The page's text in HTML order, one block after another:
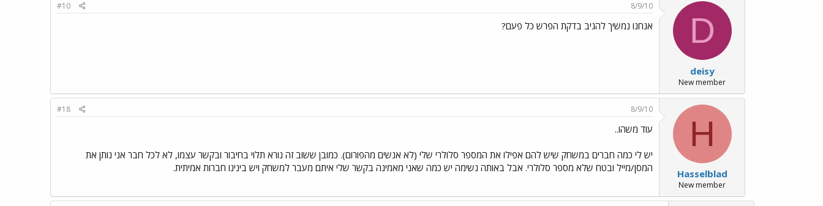
D
deisy
New member
8/9/10
#10
אנחנו נמשיך להגיב בדקת הפרש כל פעם?
H
Hasselblad
New member
8/9/10
#18
עוד משהו..
יש לי כמה חברים במשחק שיש להם אפילו את המספר סלולרי שלי (לא אנשים מהפורום). כמובן ששוב זה נורא תלוי בחיבור ובקשר עצמו, לא לכל חבר אני נותן את
המסן/מייל ובטח שלא מספר סלולרי. אבל באותה נשימה יש כמה שאני מאמינה בקשר שלי איתם מעבר למשחק ויש בינינו חברות אמיתית.